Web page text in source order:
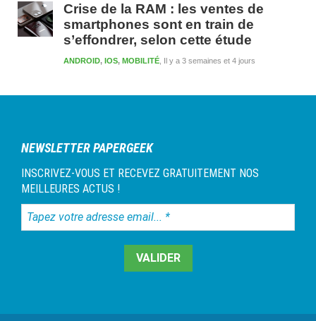
Crise de la RAM : les ventes de
smartphones sont en train de
s’effondrer, selon cette étude
Il y a 3 semaines et 4 jours
ANDROID, IOS, MOBILITÉ
NEWSLETTER PAPERGEEK
INSCRIVEZ-VOUS ET RECEVEZ GRATUITEMENT NOS
MEILLEURES ACTUS !
Tapez
votre